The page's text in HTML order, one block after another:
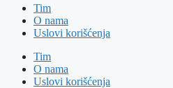
Tim
O nama
Uslovi korišćenja
Tim
O nama
Uslovi korišćenja